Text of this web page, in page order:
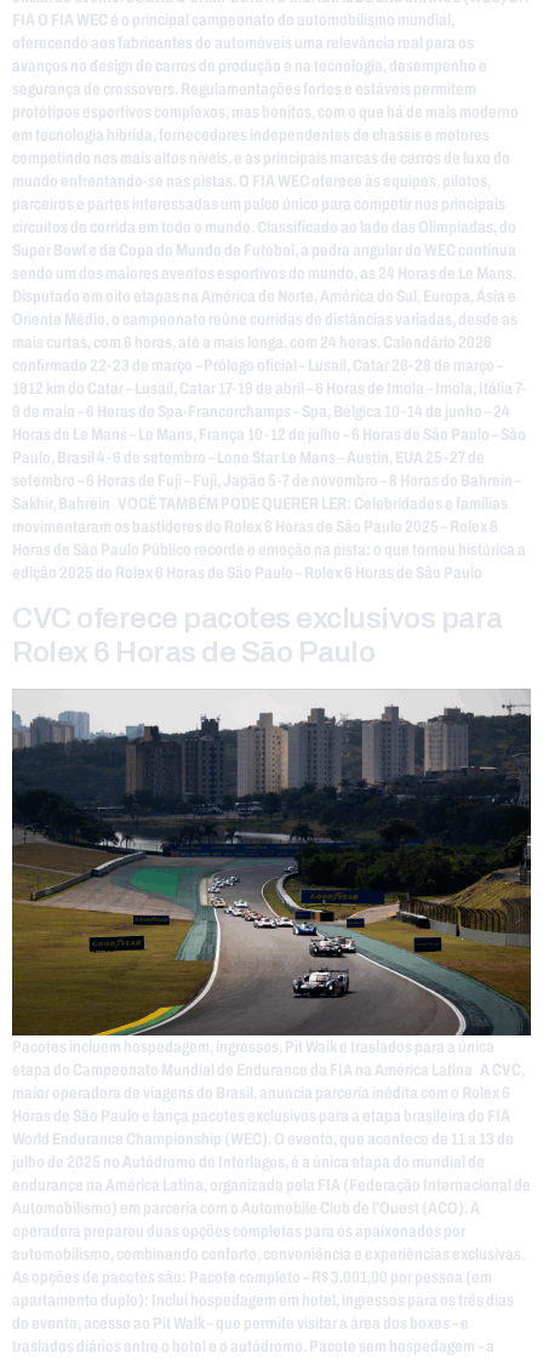
FIA O FIA WEC é o principal campeonato do automobilismo mundial,
oferecendo aos fabricantes de automóveis uma relevância real para os
avanços no design de carros de produção e na tecnologia, desempenho e
segurança de crossovers. Regulamentações fortes e estáveis permitem
protótipos esportivos complexos, mas bonitos, com o que há de mais moderno
em tecnologia híbrida, fornecedores independentes de chassis e motores
competindo nos mais altos níveis, e as principais marcas de carros de luxo do
mundo enfrentando-se nas pistas. O FIA WEC oferece às equipes, pilotos,
parceiros e partes interessadas um palco único para competir nos principais
circuitos de corrida em todo o mundo. Classificado ao lado das Olimpíadas, do
Super Bowl e da Copa do Mundo de Futebol, a pedra angular do WEC continua
sendo um dos maiores eventos esportivos do mundo, as 24 Horas de Le Mans.
Disputado em oito etapas na América do Norte, América do Sul, Europa, Ásia e
Oriente Médio, o campeonato reúne corridas de distâncias variadas, desde as
mais curtas, com 6 horas, até a mais longa, com 24 horas. Calendário 2026
confirmado 22-23 de março – Prólogo oficial – Lusail, Catar 26-28 de março –
1812 km do Catar – Lusail, Catar 17-19 de abril – 6 Horas de Imola – Imola, Itália 7-
9 de maio – 6 Horas de Spa-Francorchamps – Spa, Bélgica 10-14 de junho – 24
Horas de Le Mans – Le Mans, França 10-12 de julho – 6 Horas de São Paulo – São
Paulo, Brasil 4-6 de setembro – Lone Star Le Mans – Austin, EUA 25-27 de
setembro – 6 Horas de Fuji – Fuji, Japão 5-7 de novembro – 8 Horas do Bahrein –
Sakhir, Bahrein VOCÊ TAMBÉM PODE QUERER LER: Celebridades e famílias
movimentaram os bastidores do Rolex 6 Horas de São Paulo 2025 – Rolex 6
Horas de São Paulo Público recorde e emoção na pista: o que tornou histórica a
edição 2025 do Rolex 6 Horas de São Paulo – Rolex 6 Horas de São Paulo
CVC oferece pacotes exclusivos para
Rolex 6 Horas de São Paulo
Pacotes incluem hospedagem, ingressos, Pit Walk e traslados para a única
etapa do Campeonato Mundial de Endurance da FIA na América Latina A CVC,
maior operadora de viagens do Brasil, anuncia parceria inédita com o Rolex 6
Horas de São Paulo e lança pacotes exclusivos para a etapa brasileira do FIA
World Endurance Championship (WEC). O evento, que acontece de 11 a 13 de
julho de 2025 no Autódromo de Interlagos, é a única etapa do mundial de
endurance na América Latina, organizada pela FIA (Federação Internacional de
Automobilismo) em parceria com o Automobile Club de l’Ouest (ACO). A
operadora preparou duas opções completas para os apaixonados por
automobilismo, combinando conforto, conveniência e experiências exclusivas.
As opções de pacotes são: Pacote completo – R$ 3.001,00 por pessoa (em
apartamento duplo): Inclui hospedagem em hotel, ingressos para os três dias
do evento, acesso ao Pit Walk – que permite visitar a área dos boxes – e
traslados diários entre o hotel e o autódromo. Pacote sem hospedagem – a